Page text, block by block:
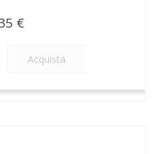
€
Acquista